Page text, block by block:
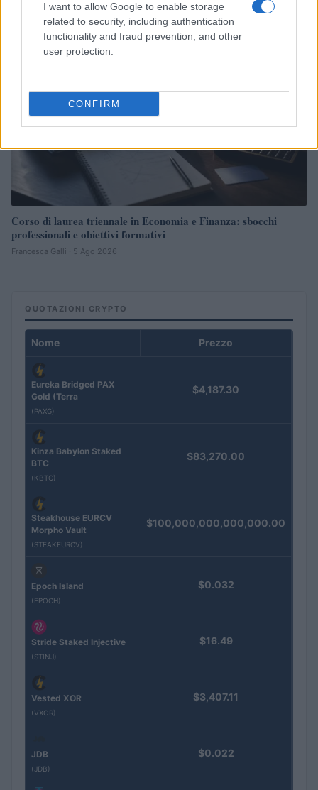
I want to allow Google to enable storage
related to security, including authentication
functionality and fraud prevention, and other
user protection.
CONFIRM
FINANZA
Corso di laurea triennale in Economia e Finanza: sbocchi
professionali e obiettivi formativi
Francesca Galli · 5 Ago 2026
QUOTAZIONI CRYPTO
Nome Prezzo
Eureka Bridged PAX
Gold (Terra
(PAXG)
$4,187.30
Kinza Babylon Staked
BTC
(KBTC)
$83,270.00
Steakhouse EURCV
Morpho Vault
(STEAKEURCV)
$100,000,000,000,000.00
Epoch Island
(EPOCH)
$0.032
Stride Staked Injective
(STINJ)
$16.49
Vested XOR
(VXOR)
$3,407.11
JDB
(JDB)
$0.022